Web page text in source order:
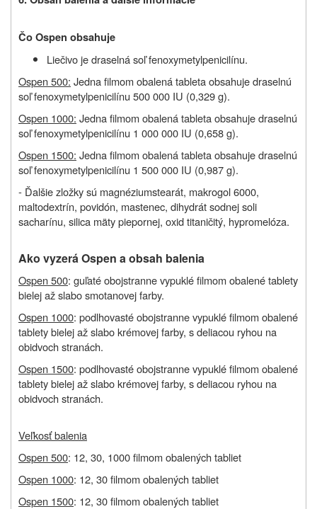
Čo Ospen obsahuje
Liečivo jedraselná soľ fenoxymetylpenicilínu.
Ospen 500: Jedna filmom obalená tableta obsahuje draselnú
soľ fenoxymetylpenicilínu 500 000 IU (0,329 g).
Ospen 1000: Jedna filmom obalená tableta obsahuje draselnú
soľ fenoxymetylpenicilínu 1 000 000 IU (0,658 g).
Ospen 1500: Jedna filmom obalená tableta obsahuje draselnú
soľ fenoxymetylpenicilínu 1 500 000 IU (0,987 g).
- Ďalšie zložky sú magnéziumstearát, makrogol 6000,
maltodextrín, povidón, mastenec, dihydrát sodnej soli
sacharínu, silica mäty piepornej, oxid titaničitý, hypromelóza.
Ako vyzerá Ospen a obsah balenia
Ospen 500: guľaté obojstranne vypuklé filmom obalené tablety
bielej až slabo smotanovej farby.
Ospen 1000: podlhovasté obojstranne vypuklé filmom obalené
tablety bielej až slabo krémovej farby, s deliacou ryhou na
obidvoch stranách.
Ospen 1500: podlhovasté obojstranne vypuklé filmom obalené
tablety bielej až slabo krémovej farby, s deliacou ryhou na
obidvoch stranách.
Veľkosť balenia
Ospen 500: 12, 30, 1000 filmom obalených tabliet
Ospen 1000: 12, 30 filmom obalených tabliet
Ospen 1500: 12, 30 filmom obalených tabliet